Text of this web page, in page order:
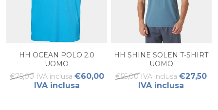
HH OCEAN POLO 2.0
UOMO
€75,00 IVA inclusa €60,00
IVA inclusa
HH SHINE SOLEN T-SHIRT
UOMO
€55,00 IVA inclusa €27,50
IVA inclusa